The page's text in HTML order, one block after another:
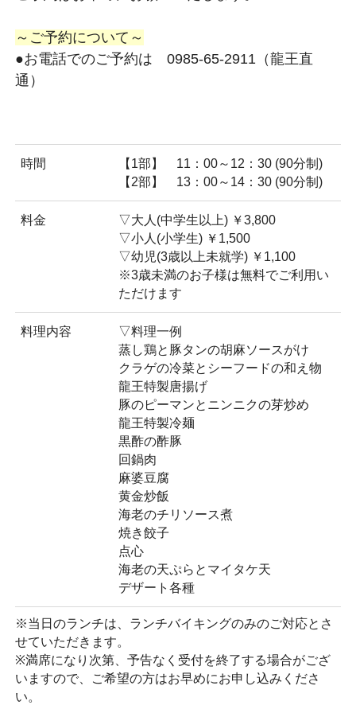
～ご予約について～
●お電話でのご予約は 0985-65-2911（龍王直
通）
時間
【1部】 11：00～12：30 (90分制)
【2部】 13：00～14：30 (90分制)
料金
▽大人(中学生以上) ￥3,800
▽小人(小学生) ￥1,500
▽幼児(3歳以上未就学) ￥1,100
※3歳未満のお子様は無料でご利用い
ただけます
料理内容
▽料理一例
蒸し鶏と豚タンの胡麻ソースがけ
クラゲの冷菜とシーフードの和え物
龍王特製唐揚げ
豚のピーマンとニンニクの芽炒め
龍王特製冷麺
黒酢の酢豚
回鍋肉
麻婆豆腐
黄金炒飯
海老のチリソース煮
焼き餃子
点心
海老の天ぷらとマイタケ天
デザート各種
※当日のランチは、ランチバイキングのみのご対応とさ
せていただきます。
※満席になり次第、予告なく受付を終了する場合がござ
いますので、ご希望の方はお早めにお申し込みくださ
い。